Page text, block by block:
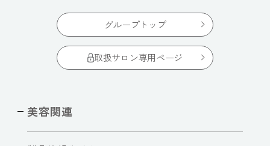
グループトップ
取扱サロン専用ページ
美容関連